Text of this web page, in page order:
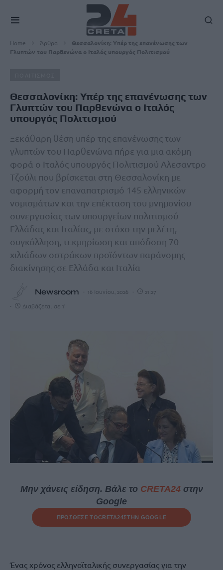
Home Άρθρα
Θεσσαλονίκη: Υπέρ της επανένωσης των
Γλυπτών του Παρθενώνα ο Ιταλός υπουργός Πολιτισμού
Θεσσαλονίκη: Υπέρ της επανένωσης των
Γλυπτών του Παρθενώνα ο Ιταλός
υπουργός Πολιτισμού
Ξεκάθαρη θέση υπέρ της επανένωσης των
γλυπτών του Παρθενώνα πήρε για μια ακόμη
φορά ο Ιταλός υπουργός Πολιτισμού Αλεσαντρο
Τζούλι που βρίσκεται στη Θεσσαλονίκη με
αφορμή τον επαναπατρισμό 145 ελληνικών
νομισμάτων και την επέκταση του μνημονίου
συνεργασίας των υπουργείων πολιτισμού
Ελλάδας και Ιταλίας, με στόχο την μελέτη,
συγκόλληση, τεκμηρίωση και απόδοση 70
χιλιάδων οστράκων προϊόντων παράνομης
διακίνησης σε Ελλάδα και Ιταλία
Newsroom 16 Ιουνίου, 2026 21:27
Διαβάζεται σε 1'
Μην χάνεις είδηση. Βάλε το CRETA24στην
Google
ΠΡΟΣΘΕΣΕ ΤΟCRETA24ΣΤΗΝ GOOGLE
Ένας χρόνος ελληνοϊταλικής συνεργασίας για την